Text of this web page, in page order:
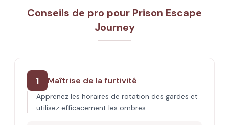
Conseils de pro pour Prison Escape
Journey
1 Maîtrise de la furtivité
Apprenez les horaires de rotation des gardes et
utilisez efficacement les ombres